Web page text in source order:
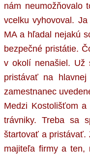
nám neumožňovalo
vcelku vyhovoval.
MA a hľadal nejakú
bezpečné pristátie.
v okolí nenašiel. Už
pristávať na
zamestnanec
Medzi Kostolišťom
trávniky. Treba sa
štartovať a pristávať.
majiteľa firmy a ten,